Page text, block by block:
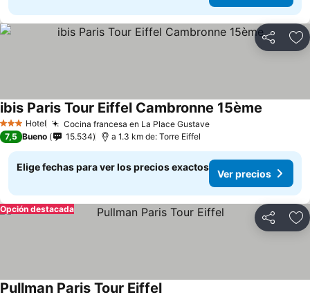
Compartir
3 Estrellas
Hotel Cocina francesa en La Place Gustave
ibis Paris Tour Eiffel Cambronne 15ème
7,5 Bueno 15.534 a 1.3 km de: Torre Eiffel
Elige fechas para ver los precios exactos
Ver precios
Compartir
Opción destacada
Pullman Paris Tour Eiffel